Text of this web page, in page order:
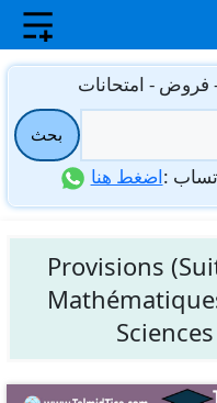
- امتحانات
بحث
:اضغط هنا
Provisions